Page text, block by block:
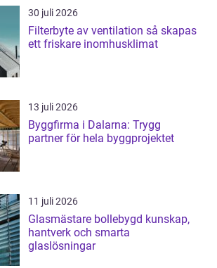
30 juli 2026
Filterbyte av ventilation så skapas
ett friskare inomhusklimat
13 juli 2026
Byggfirma i Dalarna: Trygg
partner för hela byggprojektet
11 juli 2026
Glasmästare bollebygd kunskap,
hantverk och smarta
glaslösningar